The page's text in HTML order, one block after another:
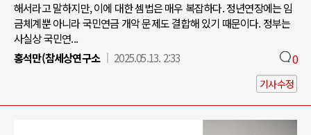
해서라고 말하지만, 이에 대한 셈법은 매우 복잡하다. 정년연장에는 임
금체계뿐 아니라 국민연금 개악 문제도 결합해 있기 때문이다. 정부는
사실상 국민연...
홍석만(참세상연구소
2025.05.13. 2:33 0
기사수정